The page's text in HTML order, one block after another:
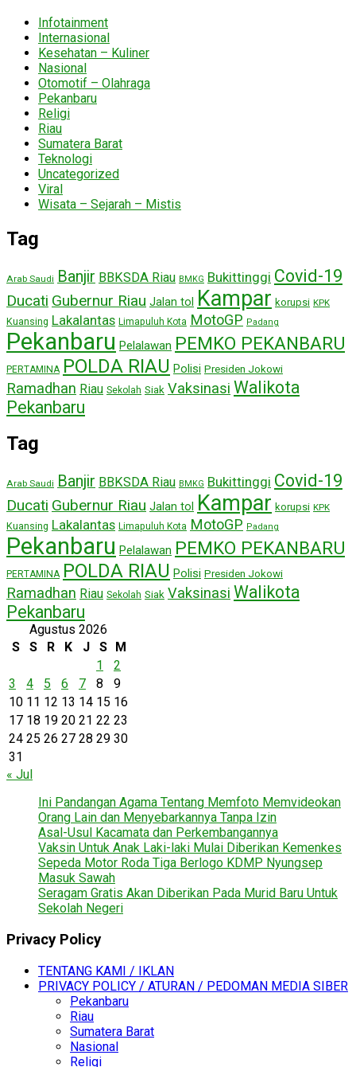
Infotainment
Internasional
Kesehatan – Kuliner
Nasional
Otomotif – Olahraga
Pekanbaru
Religi
Riau
Sumatera Barat
Teknologi
Uncategorized
Viral
Wisata – Sejarah – Mistis
Tag
Arab Saudi Banjir BBKSDA Riau BMKG Bukittinggi Covid-19
Ducati Gubernur Riau Jalan tol Kampar korupsi KPK
Kuansing Lakalantas Limapuluh Kota MotoGP Padang
Pekanbaru Pelalawan PEMKO PEKANBARU
PERTAMINA POLDA RIAU Polisi Presiden Jokowi
Ramadhan Riau Sekolah Siak Vaksinasi Walikota
Pekanbaru
Tag
Arab Saudi Banjir BBKSDA Riau BMKG Bukittinggi Covid-19
Ducati Gubernur Riau Jalan tol Kampar korupsi KPK
Kuansing Lakalantas Limapuluh Kota MotoGP Padang
Pekanbaru Pelalawan PEMKO PEKANBARU
PERTAMINA POLDA RIAU Polisi Presiden Jokowi
Ramadhan Riau Sekolah Siak Vaksinasi Walikota
Pekanbaru
Agustus 2026
S
S R K J S
M
1
2
3
4 5 6 7 8
9
10 11 12 13 14 15 16
17 18 19 20 21 22 23
24 25 26 27 28 29 30
31
« Jul
Ini Pandangan Agama Tentang Memfoto Memvideokan
Orang Lain dan Menyebarkannya Tanpa Izin
Asal-Usul Kacamata dan Perkembangannya
Vaksin Untuk Anak Laki-laki Mulai Diberikan Kemenkes
Sepeda Motor Roda Tiga Berlogo KDMP Nyungsep
Masuk Sawah
Seragam Gratis Akan Diberikan Pada Murid Baru Untuk
Sekolah Negeri
Privacy Policy
TENTANG KAMI / IKLAN
PRIVACY POLICY / ATURAN / PEDOMAN MEDIA SIBER
Pekanbaru
Riau
Sumatera Barat
Nasional
Religi